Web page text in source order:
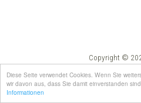
Diese Seite verwendet Cookies. Wenn Sie
wir davon aus, dass Sie damit einverstanden
Informationen
Copyright ©
Impressum